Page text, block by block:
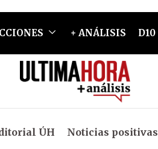
+ ANÁLISIS D10
ÚH Noticias positivas